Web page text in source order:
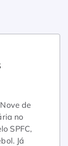
de
no
SPFC,
Já